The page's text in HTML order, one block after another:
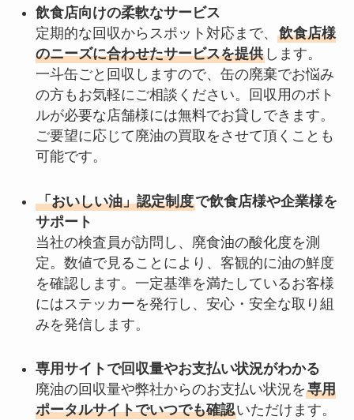
飲食店向けの柔軟なサービス
定期的な回収からスポット対応まで、 飲食店様
のニーズに合わせたサービスを提供します。
一斗缶ごと回収しますので、缶の廃棄でお悩み
の方もお気軽にご相談ください。回収用のボト
ルが必要な店舗様には無料でお貸しできます。
ご要望に応じて廃油の買取をさせて頂くことも
可能です。
「おいしい油」認定制度で飲食店様や企業様を
サポート
当社の検査員が訪問し、廃食油の酸化度を測
定。数値で見ることにより、客観的に油の鮮度
を確認します。一定基準を満たしているお客様
にはステッカーを発行し、安心・安全な取り組
みを発信します。
専用サイトで回収量やお支払い状況がわかる
廃油の回収量や弊社からのお支払い状況を専用
ポータルサイトでいつでも確認いただけます。